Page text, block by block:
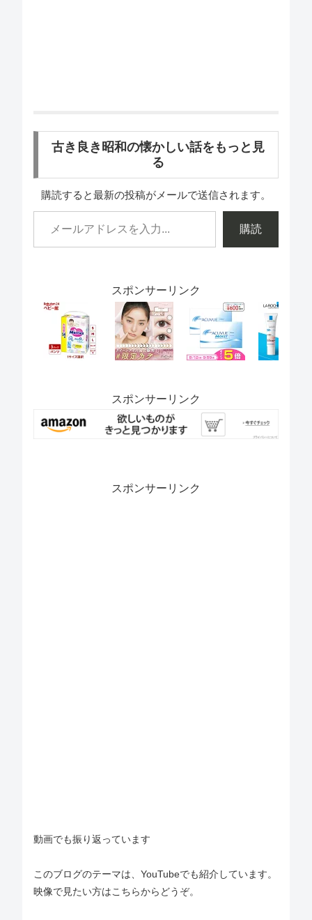
古き良き昭和の懐かしい話をもっと見
る
購読すると最新の投稿がメールで送信されます。
購読
スポンサーリンク
スポンサーリンク
スポンサーリンク
動画でも振り返っています
このブログのテーマは、YouTubeでも紹介しています。
映像で見たい方はこちらからどうぞ。